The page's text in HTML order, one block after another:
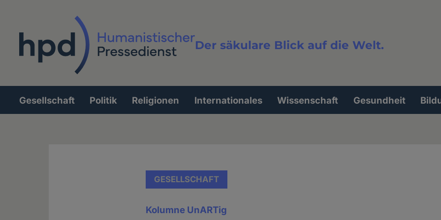
Der säkulare Blick auf die Welt.
Volltextsuche
Hauptnavigation
Gesellschaft Politik Religionen Internationales Wissenschaft Gesundheit
GESELLSCHAFT
Kolumne UnARTig